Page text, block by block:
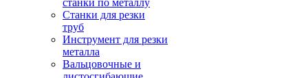
станки по металлу
Станки для резки
труб
Инструмент для резки
металла
Вальцовочные и